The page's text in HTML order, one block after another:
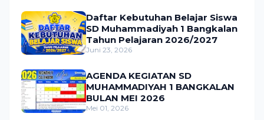
Daftar Kebutuhan Belajar Siswa
SD Muhammadiyah 1 Bangkalan
Tahun Pelajaran 2026/2027
Juni 23, 2026
AGENDA KEGIATAN SD
MUHAMMADIYAH 1 BANGKALAN
BULAN MEI 2026
Mei 01, 2026